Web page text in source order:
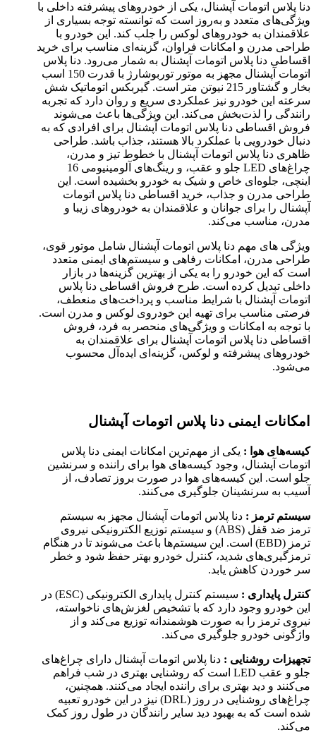
دنا پلاس اتومات آپشنال، یکی از خودروهای پیشرفته داخلی با
ویژگی‌های متعدد و به‌روز است که توانسته توجه بسیاری از
علاقمندان به خودروهای لوکس را جلب کند. این خودرو با
طراحی مدرن و امکانات فراوان، گزینه‌ای مناسب برای خرید
اقساطی دنا پلاس اتومات آپشنال به شمار می‌رود. دنا پلاس
اتومات آپشنال مجهز به موتور توربوشارژ با قدرت 150 اسب
بخار و گشتاور 215 نیوتن متر است. گیربکس اتوماتیک شش
سرعته این خودرو نیز عملکردی سریع و روان دارد که تجربه
رانندگی را لذت‌بخش می‌کند. این ویژگی‌ها باعث می‌شوند
فروش اقساطی دنا پلاس اتومات آپشنال برای افرادی که به
دنبال خودرویی با عملکرد بالا هستند، جذاب باشد. طراحی
ظاهری دنا پلاس اتومات آپشنال با خطوط تیز و مدرن،
چراغ‌های LED جلو و عقب، و رینگ‌های آلومینیومی 16
اینچی، جلوه‌ای خاص و شیک به خودرو بخشیده است. این
طراحی مدرن و جذاب، خرید اقساطی دنا پلاس اتومات
آپشنال را برای جوانان و علاقمندان به خودروهای زیبا و
مدرن، مناسب می‌کند.
ویژگی های مهم دنا پلاس اتومات آپشنال شامل موتور قوی،
طراحی مدرن، امکانات رفاهی و سیستم‌های ایمنی متعدد
است که این خودرو را به یکی از بهترین گزینه‌ها در بازار
داخلی تبدیل کرده است. طرح فروش اقساطی دنا پلاس
اتومات آپشنال با شرایط مناسب و پرداخت‌های منعطف،
فرصتی مناسب برای تهیه این خودروی لوکس و مدرن است.
با توجه به امکانات و ویژگی‌های منحصر به فرد، فروش
اقساطی دنا پلاس اتومات آپشنال برای علاقمندان به
خودروهای پیشرفته و لوکس، گزینه‌ای ایده‌آل محسوب
می‌شود.
امکانات ایمنی دنا پلاس اتومات آپشنال
کیسه‌های هوا : یکی از مهم‌ترین امکانات ایمنی دنا پلاس
اتومات آپشنال، وجود کیسه‌های هوا برای راننده و سرنشین
جلو است. این کیسه‌های هوا در صورت بروز تصادف، از
آسیب به سرنشینان جلوگیری می‌کنند.
سیستم ترمز : دنا پلاس اتومات آپشنال مجهز به سیستم
ترمز ضد قفل (ABS) و سیستم توزیع الکترونیکی نیروی
ترمز (EBD) است. این سیستم‌ها باعث می‌شوند تا در هنگام
ترمزگیری‌های شدید، کنترل خودرو بهتر حفظ شود و خطر
سر خوردن کاهش یابد.
کنترل پایداری :
سیستم کنترل پایداری الکترونیکی (ESC) در
این خودرو وجود دارد که با تشخیص لغزش‌های ناخواسته،
نیروی ترمز را به صورت هوشمندانه توزیع می‌کند و از
واژگونی خودرو جلوگیری می‌کند.
تجهیزات روشنایی : دنا پلاس اتومات آپشنال دارای چراغ‌های
جلو و عقب LED است که روشنایی بهتری در شب فراهم
می‌کنند و دید بهتری برای راننده ایجاد می‌کنند. همچنین،
چراغ‌های روشنایی در روز (DRL) نیز در این خودرو تعبیه
شده است که به بهبود دید سایر رانندگان در طول روز کمک
می‌کند.